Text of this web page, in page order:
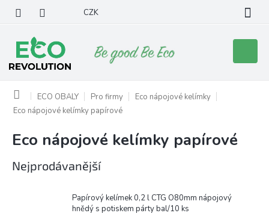
obsah
CZK
košík
Domů ECO OBALY Pro firmy
Eco nápojové kelímky
Eco nápojové kelímky papírové
Eco nápojové kelímky papírové
Nejprodávanější
Papírový kelímek 0,2 l CTG O80mm nápojový
hnědý s potiskem párty bal/10 ks